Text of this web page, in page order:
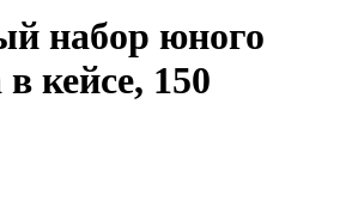
набор юного
кейсе, 150